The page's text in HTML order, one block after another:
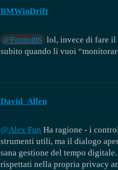
BMWinDrift
@Foxtrot86 lol, invece di fare il
subito quando li vuoi
David_Allen
@Alex Fun Ha ragione - i
strumenti utili, ma il dialogo
sana gestione del tempo
rispettati nella propria privacy